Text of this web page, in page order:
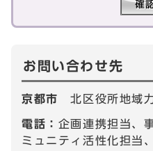
お問い合わせ先
京都市北区役所地域
電話： 企画連携担当、
ミュニティ活性化担